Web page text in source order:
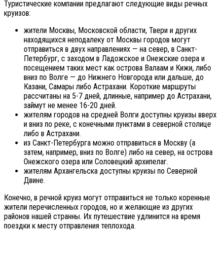
Туристические компании предлагают следующие виды речных
круизов:
жители Москвы, Московской области, Твери и других
находящихся неподалеку от Москвы городов могут
отправиться в двух направлениях — на север, в Санкт-
Петербург, с заходом в Ладожское и Онежские озера и
посещением таких мест как острова Валаам и Кижи, либо
вниз по Волге — до Нижнего Новгорода или дальше, до
Казани, Самары либо Астрахани. Короткие маршруты
рассчитаны на 5-7 дней, длинные, например до Астрахани,
займут не менее 16-20 дней.
жителям городов на средней Волги доступны круизы вверх
и вниз по реке, с конечными пунктами в северной столице
либо в Астрахани.
из Санкт-Петербурга можно отправиться в Москву (а
затем, например, вниз по Волге) либо на север, на острова
Онежского озера или Соловецкий архипелаг.
жителям Архангельска доступны круизы по Северной
Двине.
Конечно, в речной круиз могут отправиться не только коренные
жители перечисленных городов, но и желающие из других
районов нашей странны. Их путешествие удлинится на время
поездки к месту отправления теплохода.